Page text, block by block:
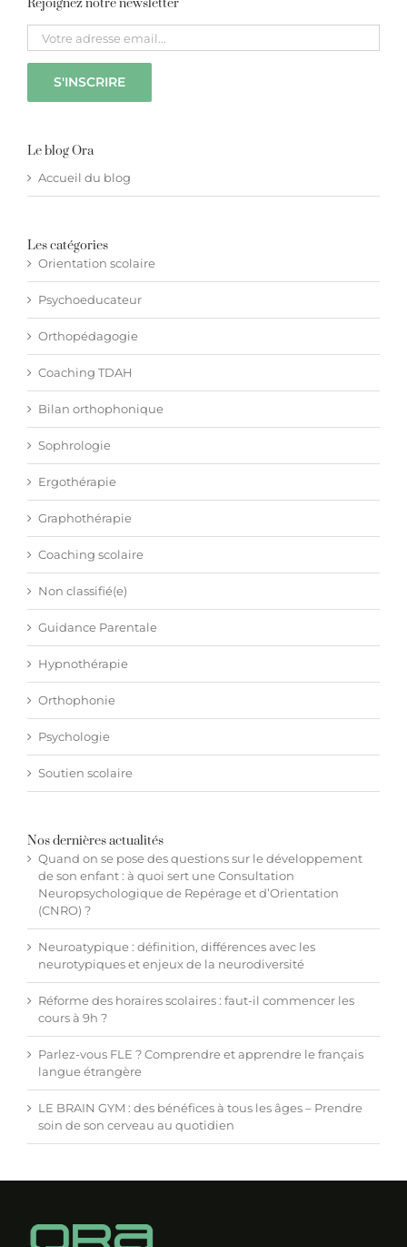
Rejoignez notre newsletter
Please leave this field empty.
Le blog Ora
Accueil du blog
Les catégories
Orientation scolaire
Psychoeducateur
Orthopédagogie
Coaching TDAH
Bilan orthophonique
Sophrologie
Ergothérapie
Graphothérapie
Coaching scolaire
Non classifié(e)
Guidance Parentale
Hypnothérapie
Orthophonie
Psychologie
Soutien scolaire
Nos dernières actualités
Quand on se pose des questions sur le développement
de son enfant : à quoi sert une Consultation
Neuropsychologique de Repérage et d’Orientation
(CNRO) ?
Neuroatypique : définition, différences avec les
neurotypiques et enjeux de la neurodiversité
Réforme des horaires scolaires : faut-il commencer les
cours à 9h ?
Parlez-vous FLE ? Comprendre et apprendre le français
langue étrangère
LE BRAIN GYM : des bénéfices à tous les âges – Prendre
soin de son cerveau au quotidien